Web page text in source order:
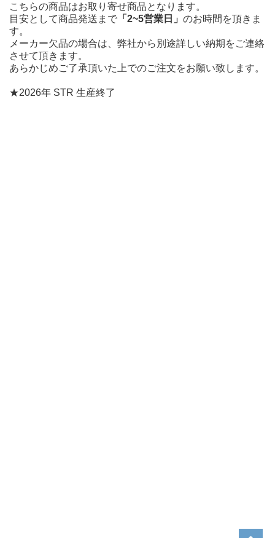
こちらの商品はお取り寄せ商品となります。
目安として商品発送まで 「2~5営業日」 のお時間を頂きま
す。
メーカー欠品の場合は、弊社から別途詳しい納期をご連絡
させて頂きます。
あらかじめご了承頂いた上でのご注文をお願い致します。
★2026年 STR 生産終了